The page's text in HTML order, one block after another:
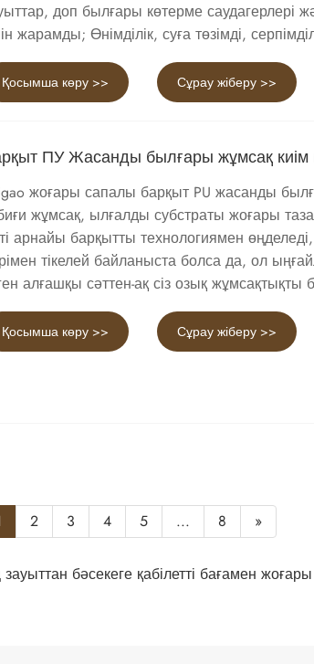
доп былғары көтерме саудагерлері
жарамды; Өнімділік, суға төзімді,
Қосымша көру >> Сұрау жіберу >>
ПУ Жасанды былғары жұмсақ
жоғары сапалы барқыт PU жасанды
жұмсақ, ылғалды субстраты жоғары
арнайы барқытты технологиямен
тікелей байланыста болса да, ол
алғашқы сәттен-ақ сіз озық жұмсақтықты
Қосымша көру >> Сұрау жіберу >>
2 3 4 5 ... 8 »
бәсекеге қабілетті бағамен